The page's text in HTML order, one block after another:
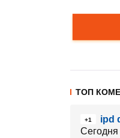
ТОП
+1
ipd
Сегодня